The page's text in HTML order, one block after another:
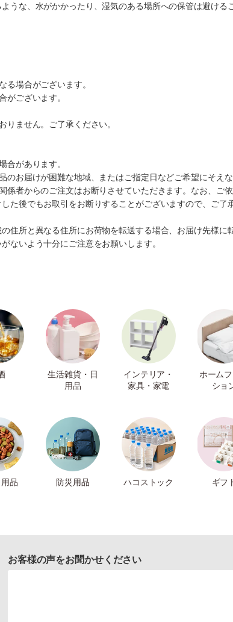
うな、水がかかったり、湿気のある場所への保管は避けるこ
場合がございます。
ございます。
ません。ご了承ください。
があります。
お届けが困難な地域、またはご指定日などご希望にそえな
者からのご注文はお断りさせていただきます。なお、ご
後でもお取引をお断りすることがございますので、ご了
住所と異なる住所にお荷物を転送する場合、お届け先様に
ないよう十分にご注意をお願いします。
生活雑貨・日
用品
インテリア・
家具・家電
ホーム
ショ
品 防災用品 ハコストック ギフ
お客様の声をお聞かせください